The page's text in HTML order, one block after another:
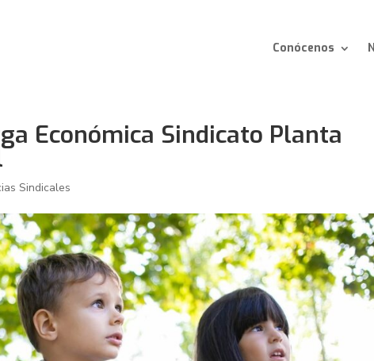
Conócenos
Económica Sindicato Planta
Sindicales